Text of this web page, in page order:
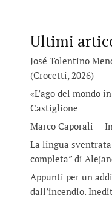
Ultimi
José Tolentino
(Crocetti, 2026)
«L’ago del mondo
Castiglione
Marco Caporali —
La lingua sventrata
completa” di
Appunti per un
dall’incendio.